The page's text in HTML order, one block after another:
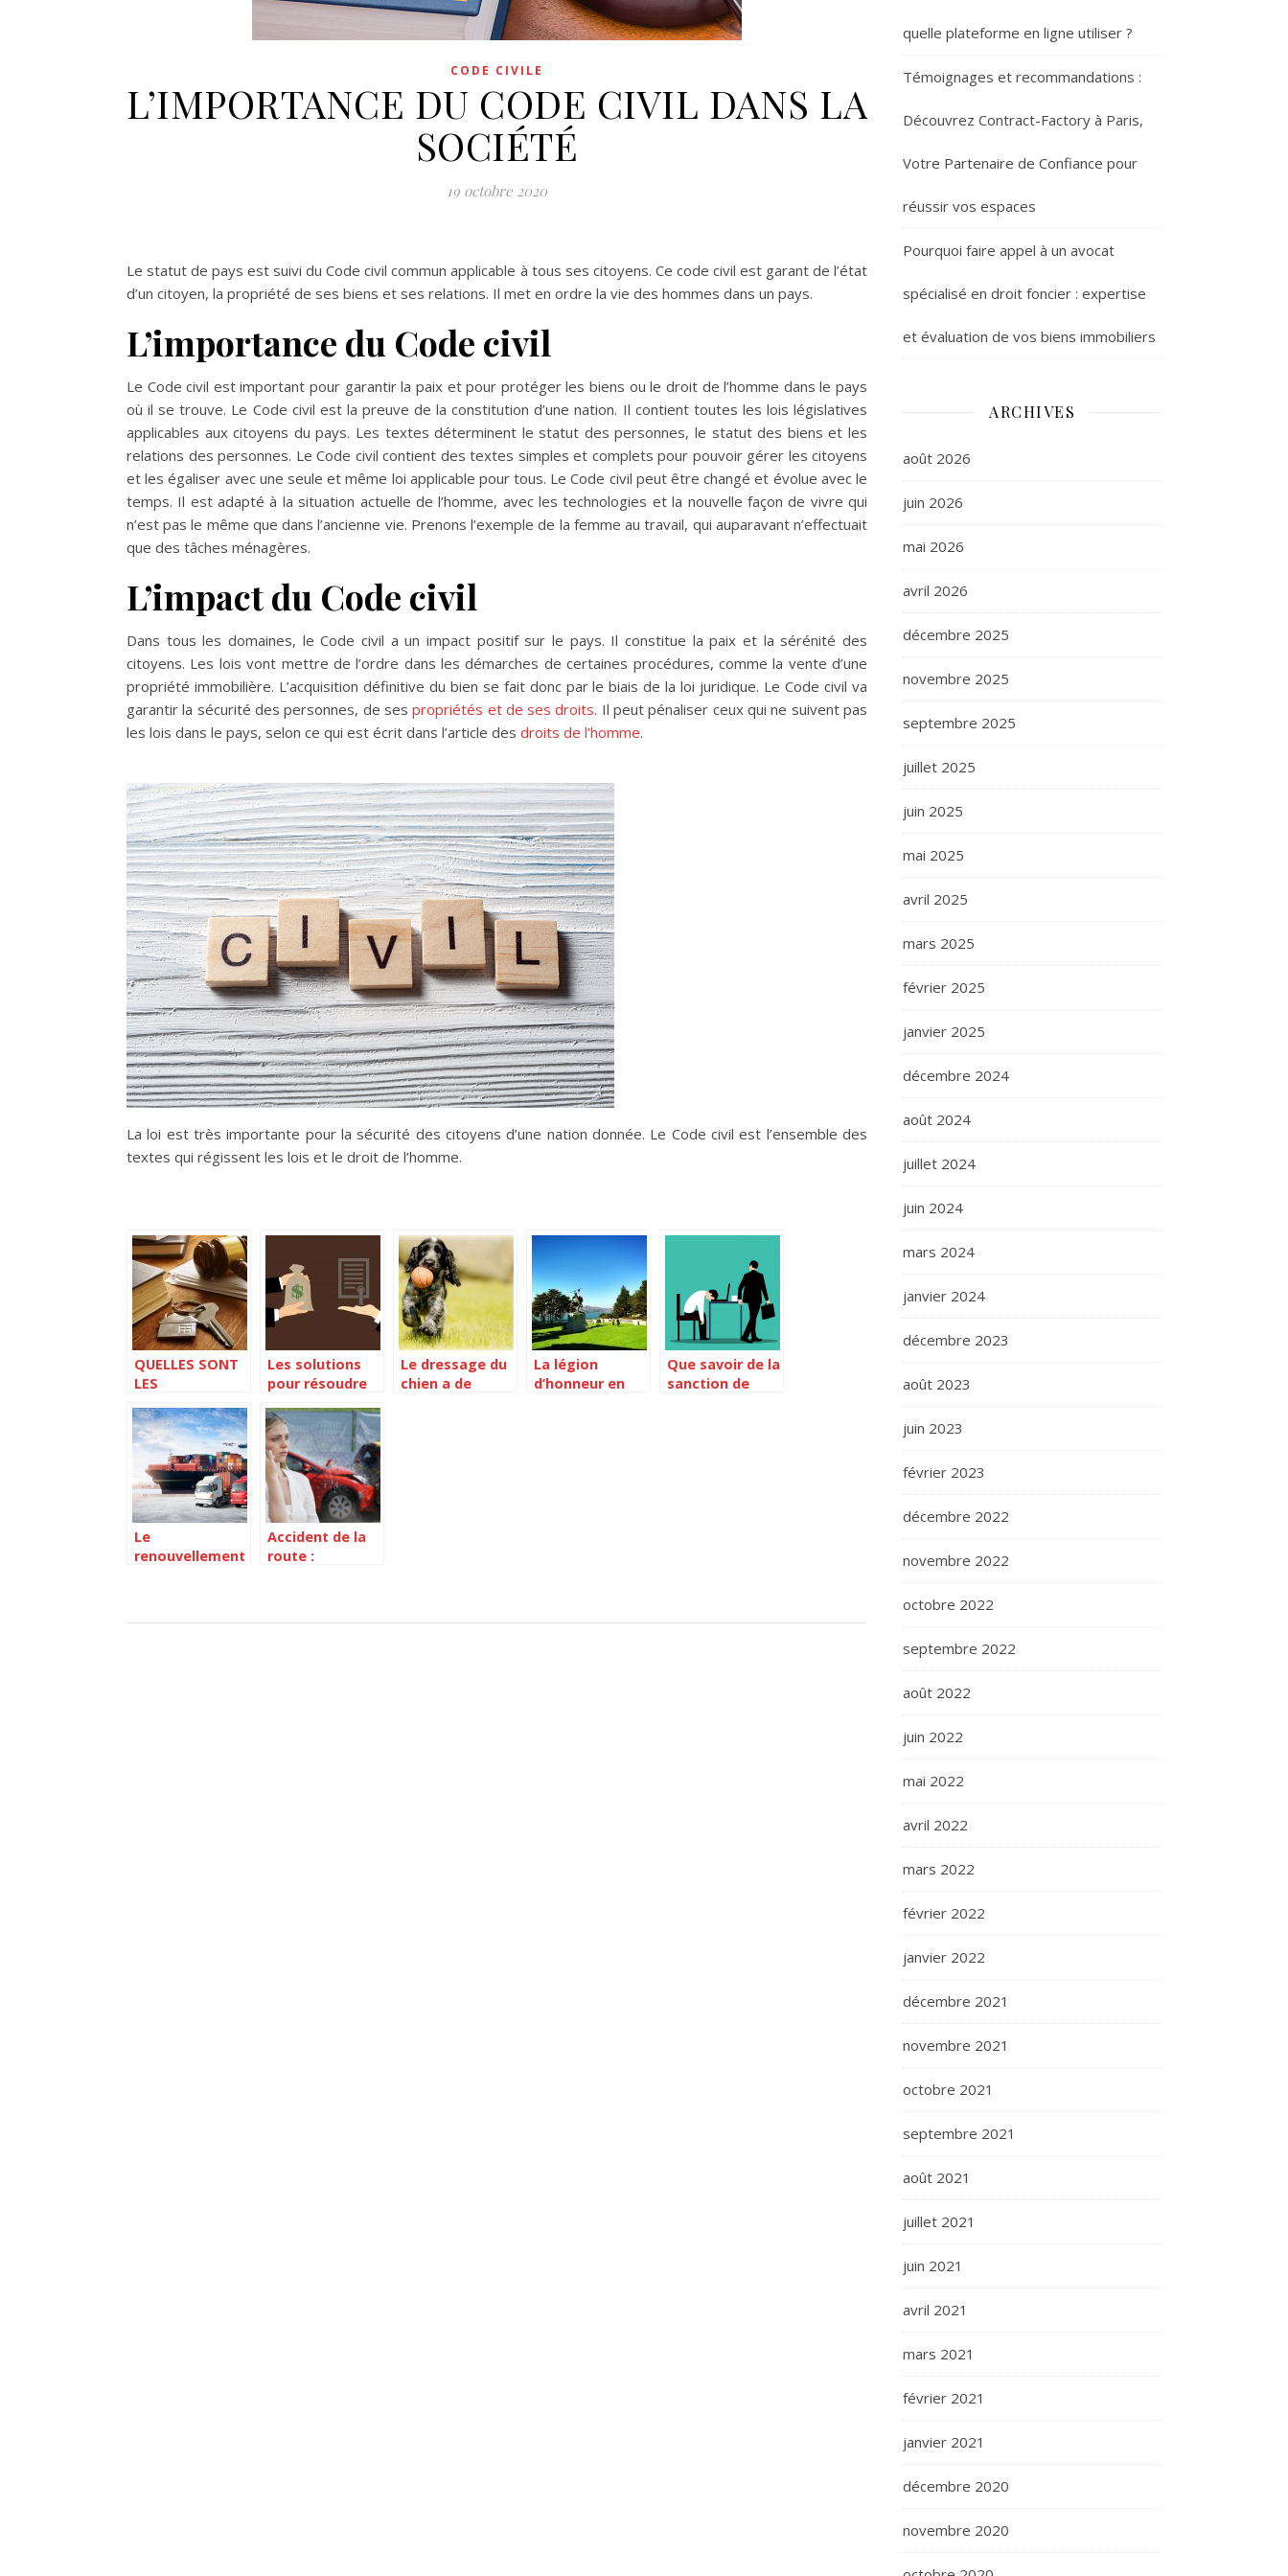
CODE CIVILE
L’IMPORTANCE DU CODE CIVIL DANS LA
SOCIÉTÉ
19 octobre 2020
Le statut de pays est suivi du Code civil commun applicable à tous ses citoyens. Ce code civil est garant de l’état
d’un citoyen, la propriété de ses biens et ses relations. Il met en ordre la vie des hommes dans un pays.
L’importance du Code civil
Le Code civil est important pour garantir la paix et pour protéger les biens ou le droit de l’homme dans le pays
où il se trouve. Le Code civil est la preuve de la constitution d’une nation. Il contient toutes les lois législatives
applicables aux citoyens du pays. Les textes déterminent le statut des personnes, le statut des biens et les
relations des personnes. Le Code civil contient des textes simples et complets pour pouvoir gérer les citoyens
et les égaliser avec une seule et même loi applicable pour tous. Le Code civil peut être changé et évolue avec le
temps. Il est adapté à la situation actuelle de l’homme, avec les technologies et la nouvelle façon de vivre qui
n’est pas le même que dans l’ancienne vie. Prenons l’exemple de la femme au travail, qui auparavant n’effectuait
que des tâches ménagères.
L’impact du Code civil
Dans tous les domaines, le Code civil a un impact positif sur le pays. Il constitue la paix et la sérénité des
citoyens. Les lois vont mettre de l’ordre dans les démarches de certaines procédures, comme la vente d’une
propriété immobilière. L’acquisition définitive du bien se fait donc par le biais de la loi juridique. Le Code civil va
garantir la sécurité des personnes, de sespropriétés et de ses droits. Il peut pénaliser ceux qui ne suivent pas
les lois dans le pays, selon ce qui est écrit dans l’article des droits de l’homme.
La loi est très importante pour la sécurité des citoyens d’une nation donnée. Le Code civil est l’ensemble des
textes qui régissent les lois et le droit de l’homme.
QUELLES SONT
LES
DU DROIT DE
PROPRIÉTÉ ?
Les solutions
pour résoudre
d’infractions
urbanastiques
Le dressage du
chien a de
La légion
d’honneur en
Que savoir de la
sanction de
Le
renouvellement
Accident de la
route :
quelle plateforme en ligne utiliser ?
Témoignages et recommandations :
Découvrez Contract-Factory à Paris,
Votre Partenaire de Confiance pour
réussir vos espaces
Pourquoi faire appel à un avocat
spécialisé en droit foncier : expertise
et évaluation de vos biens immobiliers
ARCHIVES
août 2026
juin 2026
mai 2026
avril 2026
décembre 2025
novembre 2025
septembre 2025
juillet 2025
juin 2025
mai 2025
avril 2025
mars 2025
février 2025
janvier 2025
décembre 2024
août 2024
juillet 2024
juin 2024
mars 2024
janvier 2024
décembre 2023
août 2023
juin 2023
février 2023
décembre 2022
novembre 2022
octobre 2022
septembre 2022
août 2022
juin 2022
mai 2022
avril 2022
mars 2022
février 2022
janvier 2022
décembre 2021
novembre 2021
octobre 2021
septembre 2021
août 2021
juillet 2021
juin 2021
avril 2021
mars 2021
février 2021
janvier 2021
décembre 2020
novembre 2020